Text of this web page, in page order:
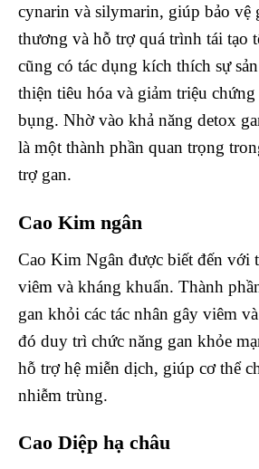
cynarin và silymarin, giúp bảo vệ
thương và hỗ trợ quá trình tái tạo
cũng có tác dụng kích thích sự
thiện tiêu hóa và giảm triệu
bụng. Nhờ vào khả năng detox
là một thành phần quan trọng
trợ gan.
Cao Kim ngân
Cao Kim Ngân được biết đến với
viêm và kháng khuẩn. Thành
gan khỏi các tác nhân gây viêm
đó duy trì chức năng gan khỏe
hỗ trợ hệ miễn dịch, giúp cơ thể
nhiễm trùng.
Cao Diệp hạ châu